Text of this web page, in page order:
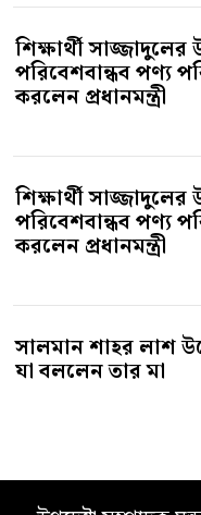
শিক্ষার্থী সাজ্জাদুলের
পরিবেশবান্ধব পণ্য
করলেন প্রধানমন্ত্রী
শিক্ষার্থী সাজ্জাদুলের
পরিবেশবান্ধব পণ্য
করলেন প্রধানমন্ত্রী
সালমান শাহর লাশ
যা বললেন তার মা